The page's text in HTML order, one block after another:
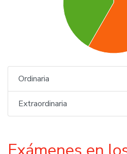
Ordinaria
Extraordinaria